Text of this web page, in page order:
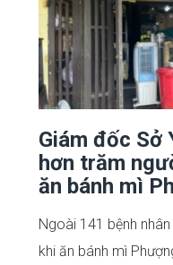
Giám đốc Sở
hơn trăm
ăn bánh mì
Ngoài 141 bệnh
khi ăn bánh mì